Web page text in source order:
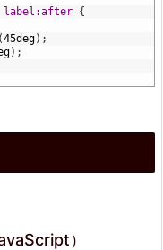
label:after {
(45deg) ;
) ;
）